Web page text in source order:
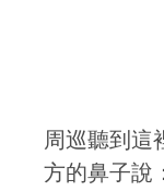
周巡聽到這
方的鼻子說